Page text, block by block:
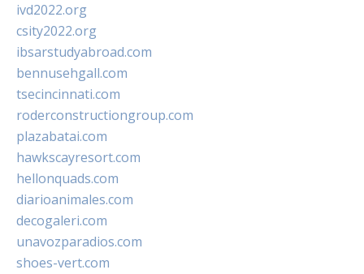
ivd2022.org
csity2022.org
ibsarstudyabroad.com
bennusehgall.com
tsecincinnati.com
roderconstructiongroup.com
plazabatai.com
hawkscayresort.com
hellonquads.com
diarioanimales.com
decogaleri.com
unavozparadios.com
shoes-vert.com